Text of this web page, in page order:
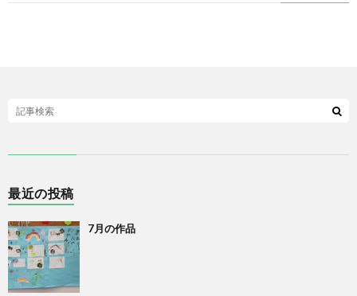
最近の投稿
7月の作品